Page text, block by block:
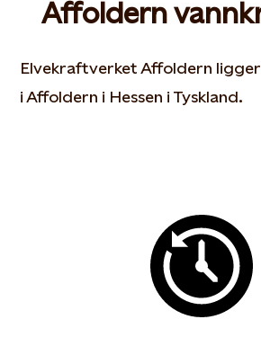
Affoldern
Elvekraftverket Affoldern
i Affoldern i Hessen i Tyskland.